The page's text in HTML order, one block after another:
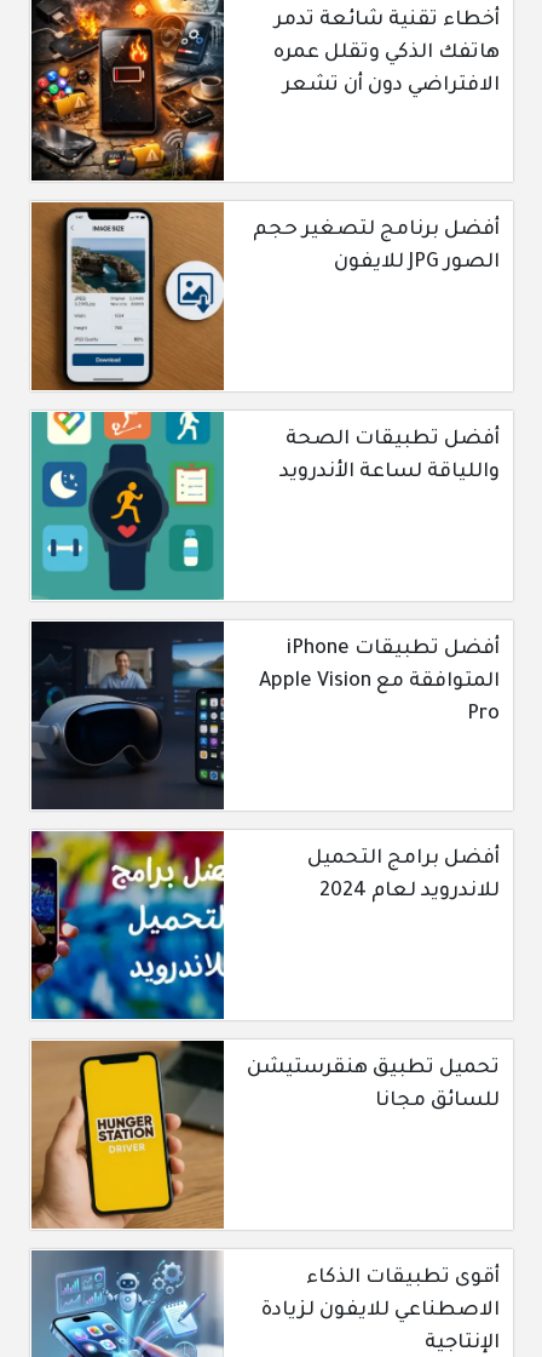
أخطاء تقنية شائعة تدمر
هاتفك الذكي وتقلل عمره
الافتراضي دون أن تشعر
أفضل برنامج لتصغير حجم
الصور JPG للايفون
أفضل تطبيقات الصحة
واللياقة لساعة الأندرويد
أفضل تطبيقات iPhone
المتوافقة مع Apple Vision
Pro
أفضل برامج التحميل
للاندرويد لعام 2024
تحميل تطبيق هنقرستيشن
للسائق مجانا
أقوى تطبيقات الذكاء
الاصطناعي للايفون لزيادة
الإنتاجية